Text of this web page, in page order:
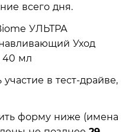
всего дня.
в тест-драйве,
форму ниже (имена